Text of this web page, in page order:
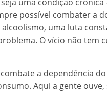
possível combater a
uma luta
O vício não tem
a dependência
Aqui a gente